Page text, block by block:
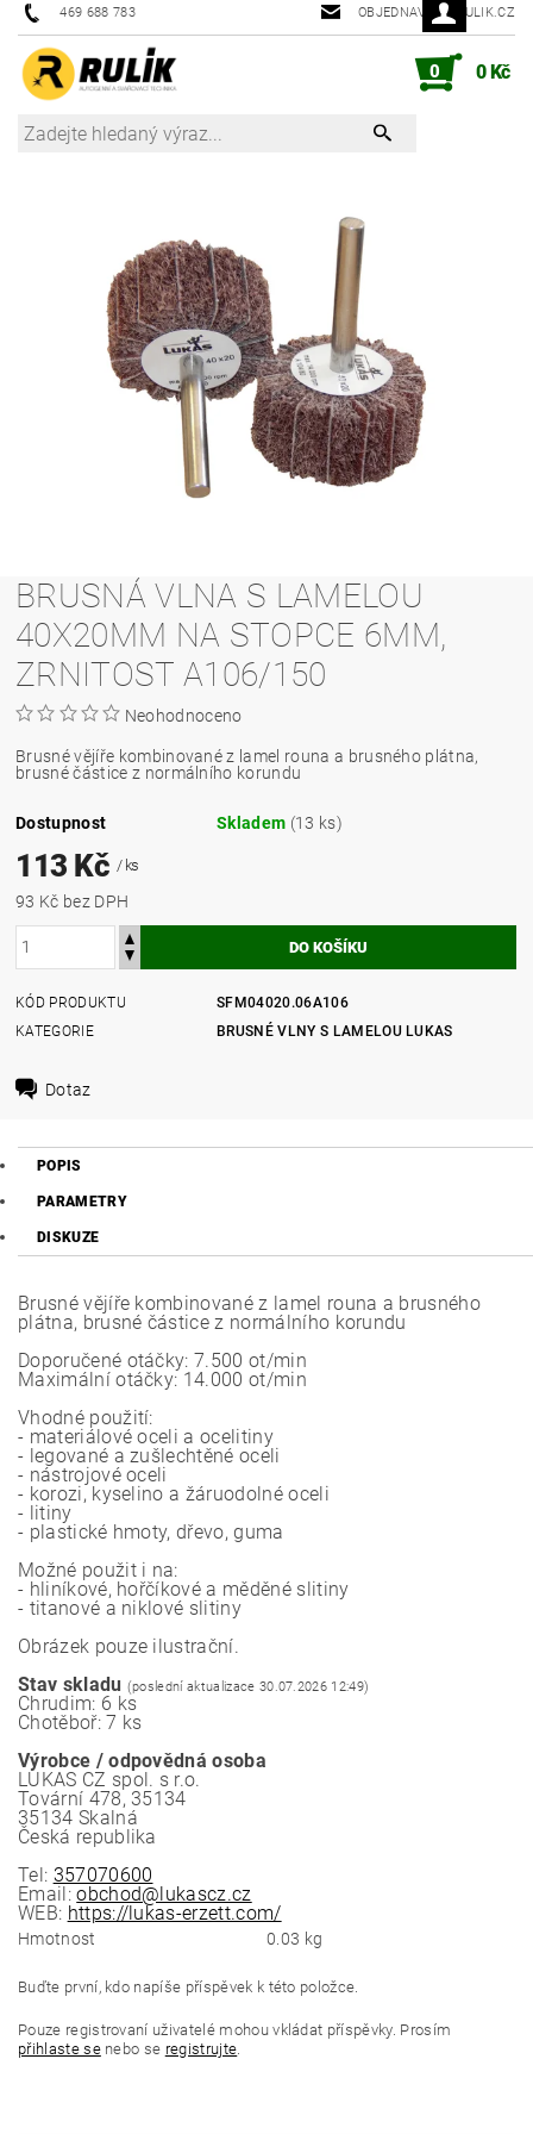
469 688 783 OBJEDNAVKY@RULIK.CZ
0 0 Kč
BRUSNÁ VLNA S LAMELOU
40X20MM NA STOPCE 6MM,
ZRNITOST A106/150
Neohodnoceno
Brusné vějíře kombinované z lamel rouna a brusného plátna,
brusné částice z normálního korundu
Dostupnost Skladem (13 ks)
113 Kč / ks
93 Kč bez DPH
KÓD PRODUKTU
SFM04020.06A106
KATEGORIE
BRUSNÉ VLNY S LAMELOU LUKAS
Dotaz
POPIS
PARAMETRY
DISKUZE
Brusné vějíře kombinované z lamel rouna a brusného
plátna, brusné částice z normálního korundu
Doporučené otáčky: 7.500 ot/min
Maximální otáčky: 14.000 ot/min
Vhodné použití:
- materiálové oceli a ocelitiny
- legované a zušlechtěné oceli
- nástrojové oceli
- korozi, kyselino a žáruodolné oceli
- litiny
- plastické hmoty, dřevo, guma
Možné použit i na:
- hliníkové, hořčíkové a měděné slitiny
- titanové a niklové slitiny
Obrázek pouze ilustrační.
Stav skladu (poslední aktualizace 30.07.2026 12:49)
Chrudim: 6 ks
Chotěboř: 7 ks
Výrobce / odpovědná osoba
LUKAS CZ spol. s r.o.
Tovární 478, 35134
35134 Skalná
Česká republika
Tel: 357070600
Email:obchod@lukascz.cz
WEB: https://lukas-erzett.com/
Hmotnost 0.03 kg
Buďte první, kdo napíše příspěvek k této položce.
Pouze registrovaní uživatelé mohou vkládat příspěvky. Prosím
přihlaste senebo se registrujte.